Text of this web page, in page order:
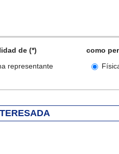
de (*)
representante
como